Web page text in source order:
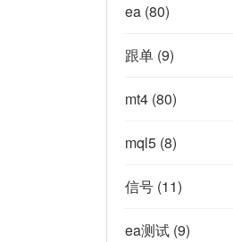
ea(80)
跟单(9)
mt4(80)
mql5(8)
信号(11)
ea测试(9)